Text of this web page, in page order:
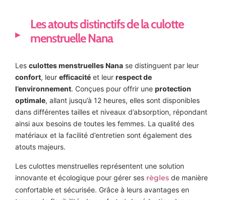
Les atouts distinctifs de la culotte
menstruelle Nana
Les culottes menstruelles Nana se distinguent par leur
confort, leur efficacité et leur respect de
l’environnement. Conçues pour offrir une protection
optimale, allant jusqu’à 12 heures, elles sont disponibles
dans différentes tailles et niveaux d’absorption, répondant
ainsi aux besoins de toutes les femmes. La qualité des
matériaux et la facilité d’entretien sont également des
atouts majeurs.
Les culottes menstruelles représentent une solution
innovante et écologique pour gérer ses règles de manière
confortable et sécurisée. Grâce à leurs avantages en